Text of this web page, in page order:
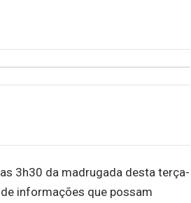
3h30 da madrugada desta terça-
informações que possam